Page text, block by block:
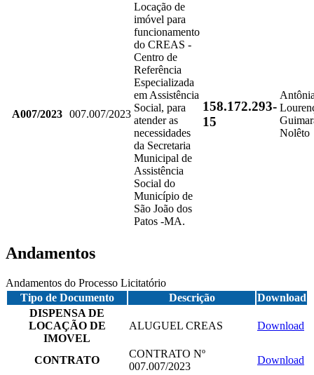
A007/2023 007.007/2023
Locação de
imóvel para
funcionamento
do CREAS -
Centro de
Referência
Especializada
em Assistência
Social, para
atender as
necessidades
da Secretaria
Municipal de
Assistência
Social do
Município de
São João dos
Patos -MA.
158.172.293-
15
Nolêto
Andamentos
Andamentos do Processo Licitatório
Tipo de Documento
Descrição
Download
DISPENSA DE
LOCAÇÃO DE
IMOVEL
ALUGUEL CREAS Download
CONTRATO
CONTRATO Nº
007.007/2023
Download